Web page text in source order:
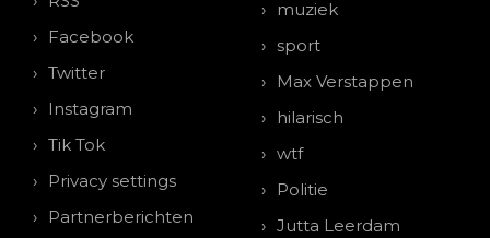
Facebook
Twitter
Instagram
Tik Tok
Privacy settings
Partnerberichten
muziek
sport
Max Verstappen
hilarisch
wtf
Politie
Jutta Leerdam